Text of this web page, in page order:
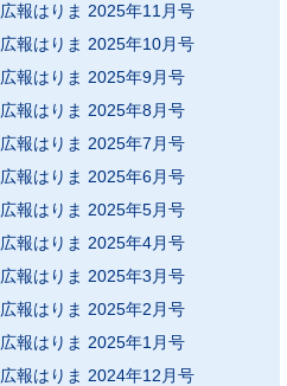
広報はりま 2025年11月号
広報はりま 2025年10月号
広報はりま 2025年9月号
広報はりま 2025年8月号
広報はりま 2025年7月号
広報はりま 2025年6月号
広報はりま 2025年5月号
広報はりま 2025年4月号
広報はりま 2025年3月号
広報はりま 2025年2月号
広報はりま 2025年1月号
広報はりま 2024年12月号